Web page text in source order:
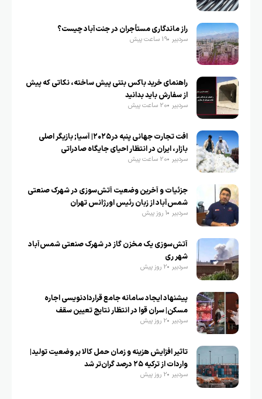
راز ماندگاری مستأجران در جنت‌آباد چیست؟
سردبیر 19 ساعت پیش
راهنمای خرید باکس بتنی پیش ساخته، نکاتی که پیش
از سفارش باید بدانید
سردبیر 20 ساعت پیش
افت تجارت جهانی پنبه در۲۰۲۵| آسیا; بازیگر اصلی
بازار، ایران در انتظار احیای جایگاه صادراتی
سردبیر 20 ساعت پیش
جزئیات و آخرین وضعیت آتش‌سوزی در شهرک صنعتی
شمس‌آباد از زبان رئیس اورژانس تهران
سردبیر 1 روز پیش
آتش‌سوزی یک مخزن گاز در شهرک صنعتی شمس‌آباد
شهر ری
سردبیر 2 روز پیش
پیشنهاد ایجاد سامانه جامع قراردادنویسی اجاره
مسکن| سران قوا در انتظار نتایج تعیین سقف
سردبیر 2 روز پیش
تاثیر افزایش هزینه و زمان حمل کالا بر وضعیت تولید|
واردات از ترکیه ۲۵ درصد گران‌تر شد
سردبیر 2 روز پیش